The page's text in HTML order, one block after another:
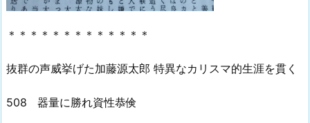
＊＊＊＊＊＊＊＊＊＊＊＊＊
抜群の声威挙げた加藤源太郎 特異なカリスマ的生涯を貫く
508 器量に勝れ資性恭倹